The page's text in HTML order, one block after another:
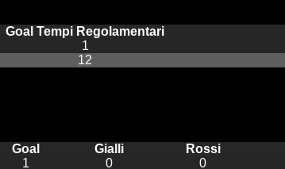
Goal Tempi Regolamentari
1
12
Goal Gialli Rossi
1 0 0